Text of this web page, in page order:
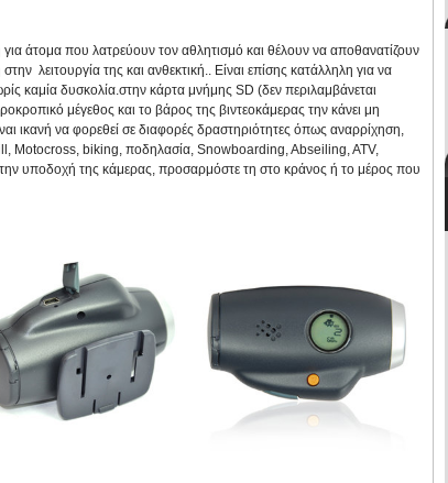
για άτομα που λατρεύουν τον αθλητισμό και θέλουν να αποθανατίζουν
λειτουργία της και ανθεκτική.. Είναι επίσης κατάλληλη για να
καμία δυσκολία.στην κάρτα μνήμης SD (δεν περιλαμβάνεται
μέγεθος και το βάρος της βιντεοκάμερας την κάνει μη
ικανή να φορεθεί σε διαφορές δραστηριότητες όπως αναρρίχηση,
Motocross, biking, ποδηλασία, Snowboarding, Abseiling, ATV,
υποδοχή της κάμερας, προσαρμόστε τη στο κράνος ή το μέρος που